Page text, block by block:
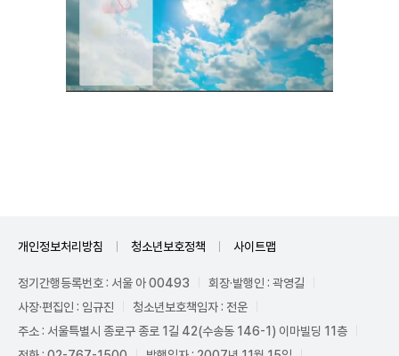
개인정보처리방침 청소년보호정책 사이트맵
정기간행등록번호 : 서울 아 00493
회장·발행인 : 곽영길
사장·편집인 : 임규진
청소년보호책임자 : 전운
주소 : 서울특별시 종로구 종로 1길 42(수송동 146-1) 이마빌딩 11층